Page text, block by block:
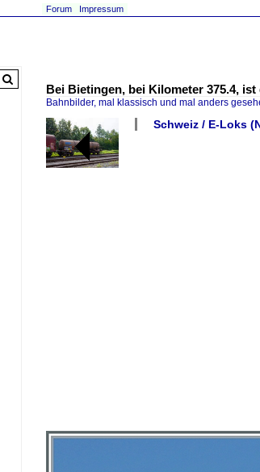
Forum Impressum
Bei Bietingen, bei Kilometer 375.4,
Bahnbilder, mal klassisch und mal anders
Schweiz / E-Loks